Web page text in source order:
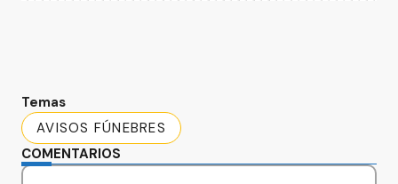
Temas
AVISOS FÚNEBRES
COMENTARIOS